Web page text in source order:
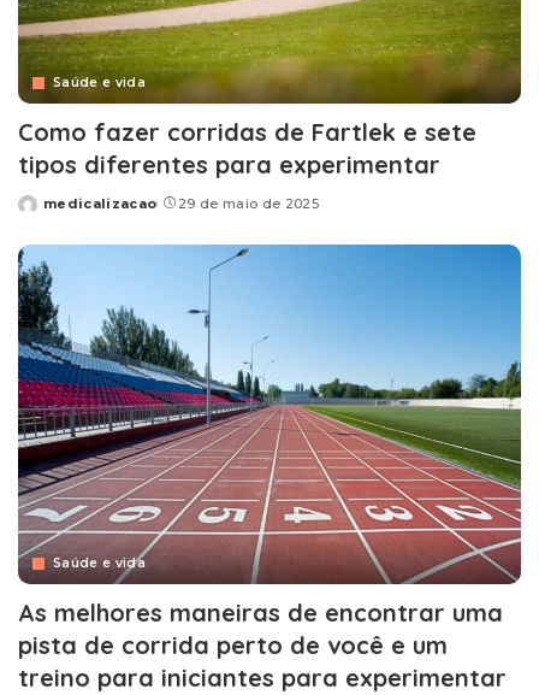
Saúde e vida
Como fazer corridas de Fartlek e sete
tipos diferentes para experimentar
Posted
medicalizacao 29 de maio de 2025
Saúde e vida
As melhores maneiras de encontrar uma
pista de corrida perto de você e um
treino para iniciantes para experimentar